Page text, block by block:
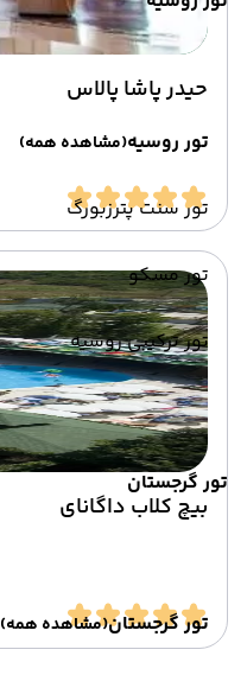
تور روسیه(مشاهده همه)
تور سنت پترزبورگ
تور مسکو
تور ترکیبی روسیه
تور گرجستان
تور گرجستان(مشاهده همه)
حیدر پاشا پالاس
بیچ کلاب داگانای